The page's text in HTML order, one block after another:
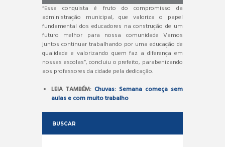
“Essa conquista é fruto do compromisso da
administração municipal, que valoriza o papel
fundamental dos educadores na construção de um
futuro melhor para nossa comunidade Vamos
juntos continuar trabalhando por uma educação de
qualidade e valorizando quem faz a diferença em
nossas escolas”, concluiu o prefeito, parabenizando
aos professores da cidade pela dedicação.
LEIA TAMBÉM: Chuvas: Semana começa sem
aulas e com muito trabalho
BUSCAR